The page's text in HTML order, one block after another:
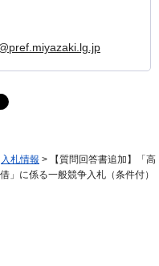
入札情報 > 【質問回答書追加】「高
」に係る一般競争入札（条件付）